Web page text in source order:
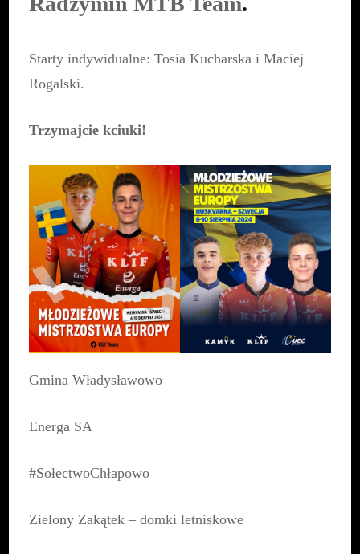
Starty indywidualne: Tosia Kucharska i Maciej
Rogalski.
Trzymajcie kciuki!
Gmina Władysławowo
Energa SA
#SołectwoChłapowo
Zielony Zakątek – domki letniskowe